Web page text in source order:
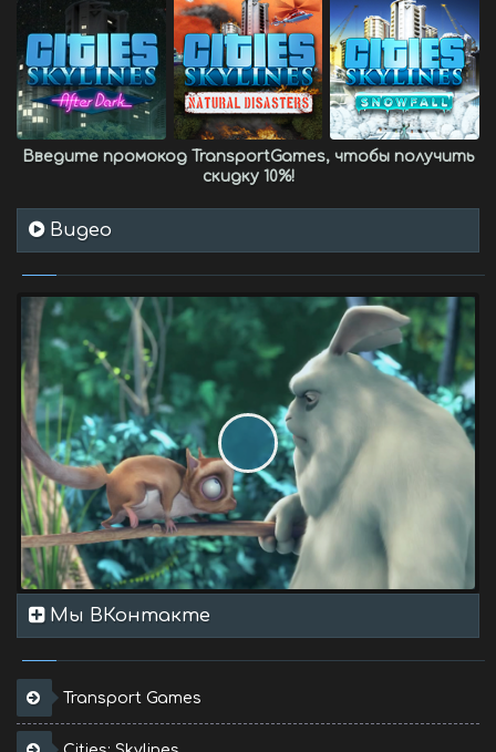
Введите промокод TransportGames, чтобы получить
скидку 10%!
Видео
Мы ВКонтакте
Transport Games